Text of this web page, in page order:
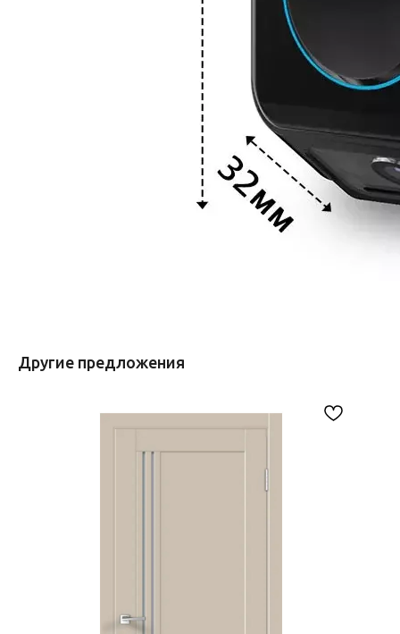
Другие предложения